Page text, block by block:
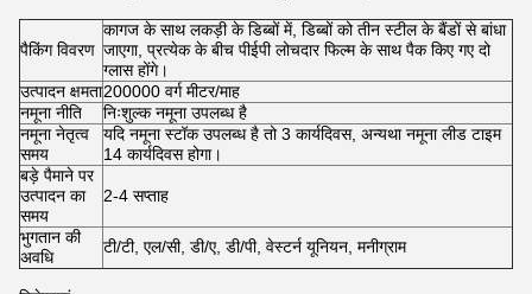
पैकिंग विवरण
कागज के साथ लकड़ी के डिब्बों में, डिब्बों को तीन स्टील के बैंडों से बांधा
जाएगा, प्रत्येक के बीच पीईपी लोचदार फिल्म के साथ पैक किए गए दो
ग्लास होंगे।
उत्पादन क्षमता200000 वर्ग मीटर/माह
नमूना नीति
निःशुल्क नमूना उपलब्ध है
नमूना नेतृत्व
समय
यदि नमूना स्टॉक उपलब्ध है तो 3 कार्यदिवस, अन्यथा नमूना लीड टाइम
14 कार्यदिवस होगा।
बड़े पैमाने पर
उत्पादन का
समय
2-4 सप्ताह
भुगतान की
अवधि
टी/टी, एल/सी, डी/ए, डी/पी, वेस्टर्न यूनियन, मनीग्राम